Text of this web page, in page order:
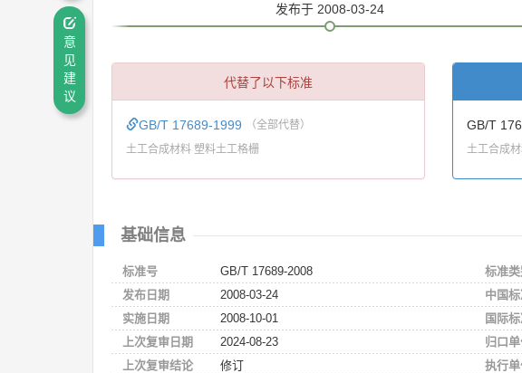
发布于 2008-03-24
代替了以下标准
GB/T 17689-1999 （全部代替）
土工合成材料 塑料土工格栅
GB/T
土工合成
基础信息
标准号
GB/T 17689-2008
发布日期
2008-03-24
实施日期
2008-10-01
上次复审日期
2024-08-23
上次复审结论
修订
标准类
中国
国际
归口
执行
意
见
建
议